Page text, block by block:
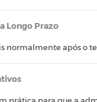
Longo Prazo
normalmente após o